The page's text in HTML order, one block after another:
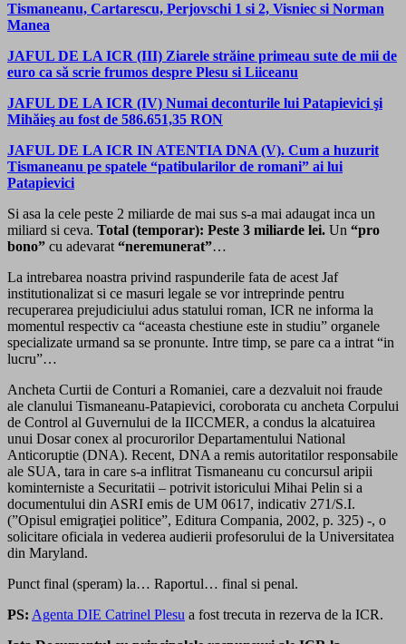
Tismaneanu, Cartarescu, Perjovschi 1 si 2, Visniec si Norman
Manea
JAFUL DE LA ICR (III) Ziarele străine primeau sute de mii de
euro ca să scrie frumos despre Plesu si Liiceanu
JAFUL DE LA ICR (IV) Numai deconturile lui Patapievici şi
Mihăieş au fost de 586.651,35 RON
JAFUL DE LA ICR IN ATENTIA DNA (V). Cum a huzurit
Tismaneanu pe spatele “patibularilor de romani” ai lui
Patapievici
Si asa la cele peste 2 miliarde de mai sus s-a mai adaugat inca un
miliard si ceva. Total (temporar): Peste 3 miliarde lei. Un “pro
bono” cu adevarat “neremunerat”…
La intrebarea noastra privind raspunderile fata de acest Jaf
institutionalizat si ce masuri legale se vor intreprinde pentru
recuperarea prejudiciului adus statului roman, ICR ne informa la
momentul respectiv ca “aceasta chestiune este in studiu” organele
specializate urmand sa se pronunte. Intre timp, se pare ca a intrat “in
lucru”…
Ancheta Curtii de Conturi a Romaniei, care a dezvaluit noi fraude
ale clanului Tismaneanu-Patapievici, coroborata cu ancheta Corpului
de Control al Guvernului de la IICCMER, a condus la alcatuirea
unui Dosar conex al procurorilor Departamentului National
Anticoruptie (DNA). Recent, DNA a remis autoritatilor responsabile
ale SUA, tara in care s-a inflitrat Tismaneanu cu concursul aripii
kominterniste a Securitatii – potrivit istoricului Mihai Pelin si a
documentului din ASRI emis de UM 0617, indicativ 271/S.I.
(”Opisul emigraţiei politice”, Editura Compania, 2002, p. 325) -, o
solicitare oficiala in vederea audierii profesorului de la Universitatea
din Maryland.
Punct final (speram) la… Raportul… final si penal.
PS: Agenta DIE Catrinel Plesu a fost trecuta in rezerva de la ICR.